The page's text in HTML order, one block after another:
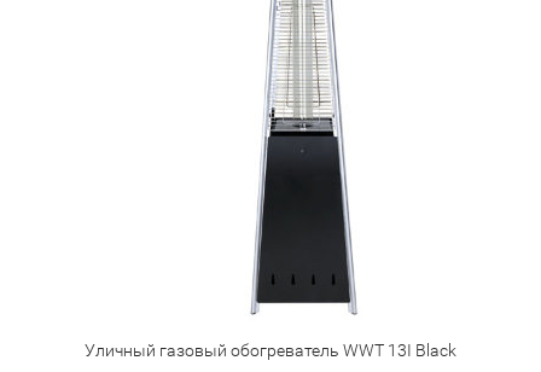
Уличный газовый обогреватель WWT 13I Black